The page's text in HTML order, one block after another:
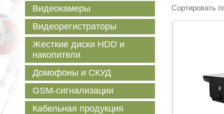
Сортировать
Видеокамеры
Видеорегистраторы
Жесткие диски HDD и
накопители
Домофоны и СКУД
GSM-сигнализации
Кабельная продукция